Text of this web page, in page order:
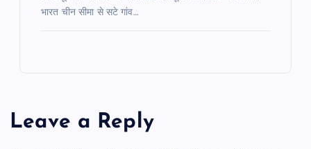
भारत चीन सीमा से सटे गांव…
Leave a Reply